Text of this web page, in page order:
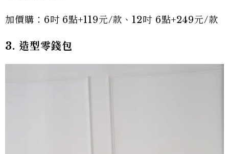
加價購：6吋 6點+119元/款、12吋 6點+249元/款
3. 造型零錢包